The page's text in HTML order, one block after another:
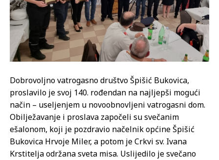
Dobrovoljno vatrogasno društvo Špišić Bukovica,
proslavilo je svoj 140. rođendan na najljepši mogući
način – useljenjem u novoobnovljeni vatrogasni dom.
Obilježavanje i proslava započeli su svečanim
ešalonom, koji je pozdravio načelnik općine Špišić
Bukovica Hrvoje Miler, a potom je Crkvi sv. Ivana
Krstitelja održana sveta misa. Uslijedilo je svečano